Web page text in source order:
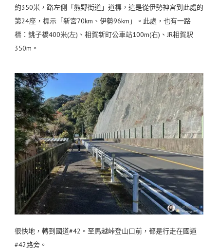
約350米，路左側「熊野街道」道標，這是從伊勢神宮到此處的
第24座，標示「新宮70km、伊勢96km」。此處，也有一路
標：銚子橋400米(左)、相賀新町公車站100m(右)、JR相賀駅
350m。
很快地，轉到國道#42。至馬越峠登山口前，都是行走在國道
#42路旁。